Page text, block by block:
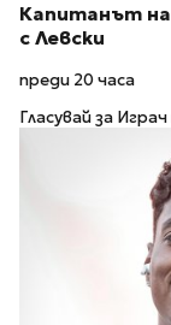
Капитанът
с Левски
преди 20 часа
Гласувай за